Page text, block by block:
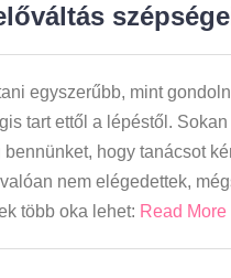
egyszerűbb, mint
tart ettől a lépéstől. Sokan
bennünket, hogy tanácsot
nem elégedettek,
több oka lehet: Read